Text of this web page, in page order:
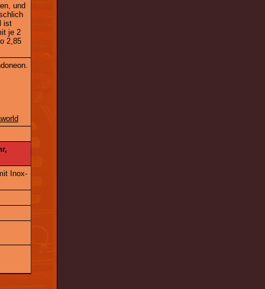
und
ist
je 2
2,85
Inox-